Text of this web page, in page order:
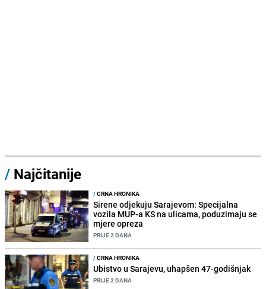
/ Najčitanije
/CRNA HRONIKA
Sirene odjekuju Sarajevom: Specijalna
vozila MUP-a KS na ulicama, poduzimaju se
mjere opreza
PRIJE 2 DANA
/CRNA HRONIKA
Ubistvo u Sarajevu, uhapšen 47-godišnjak
PRIJE 2 DANA